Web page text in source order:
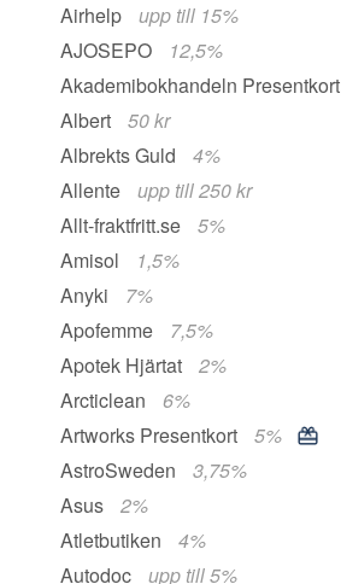
Airhelp
upp till 15%
AJOSEPO
12,5%
Akademibokhandeln Presentkort
Albert
50 kr
Albrekts Guld
4%
Allente
upp till 250 kr
Allt-fraktfritt.se
5%
Amisol
1,5%
Anyki
7%
Apofemme
7,5%
Apotek Hjärtat
2%
Arcticlean
6%
Artworks Presentkort
5%
AstroSweden
3,75%
Asus
2%
Atletbutiken
4%
Autodoc
upp till 5%